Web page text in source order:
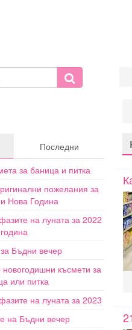
Последни
за баница и питка
пожелания за
Нова Година
на луната за 2022
година
Бъдни вечер
късмети за
или питка
на луната за 2023
на Бъдни вечер